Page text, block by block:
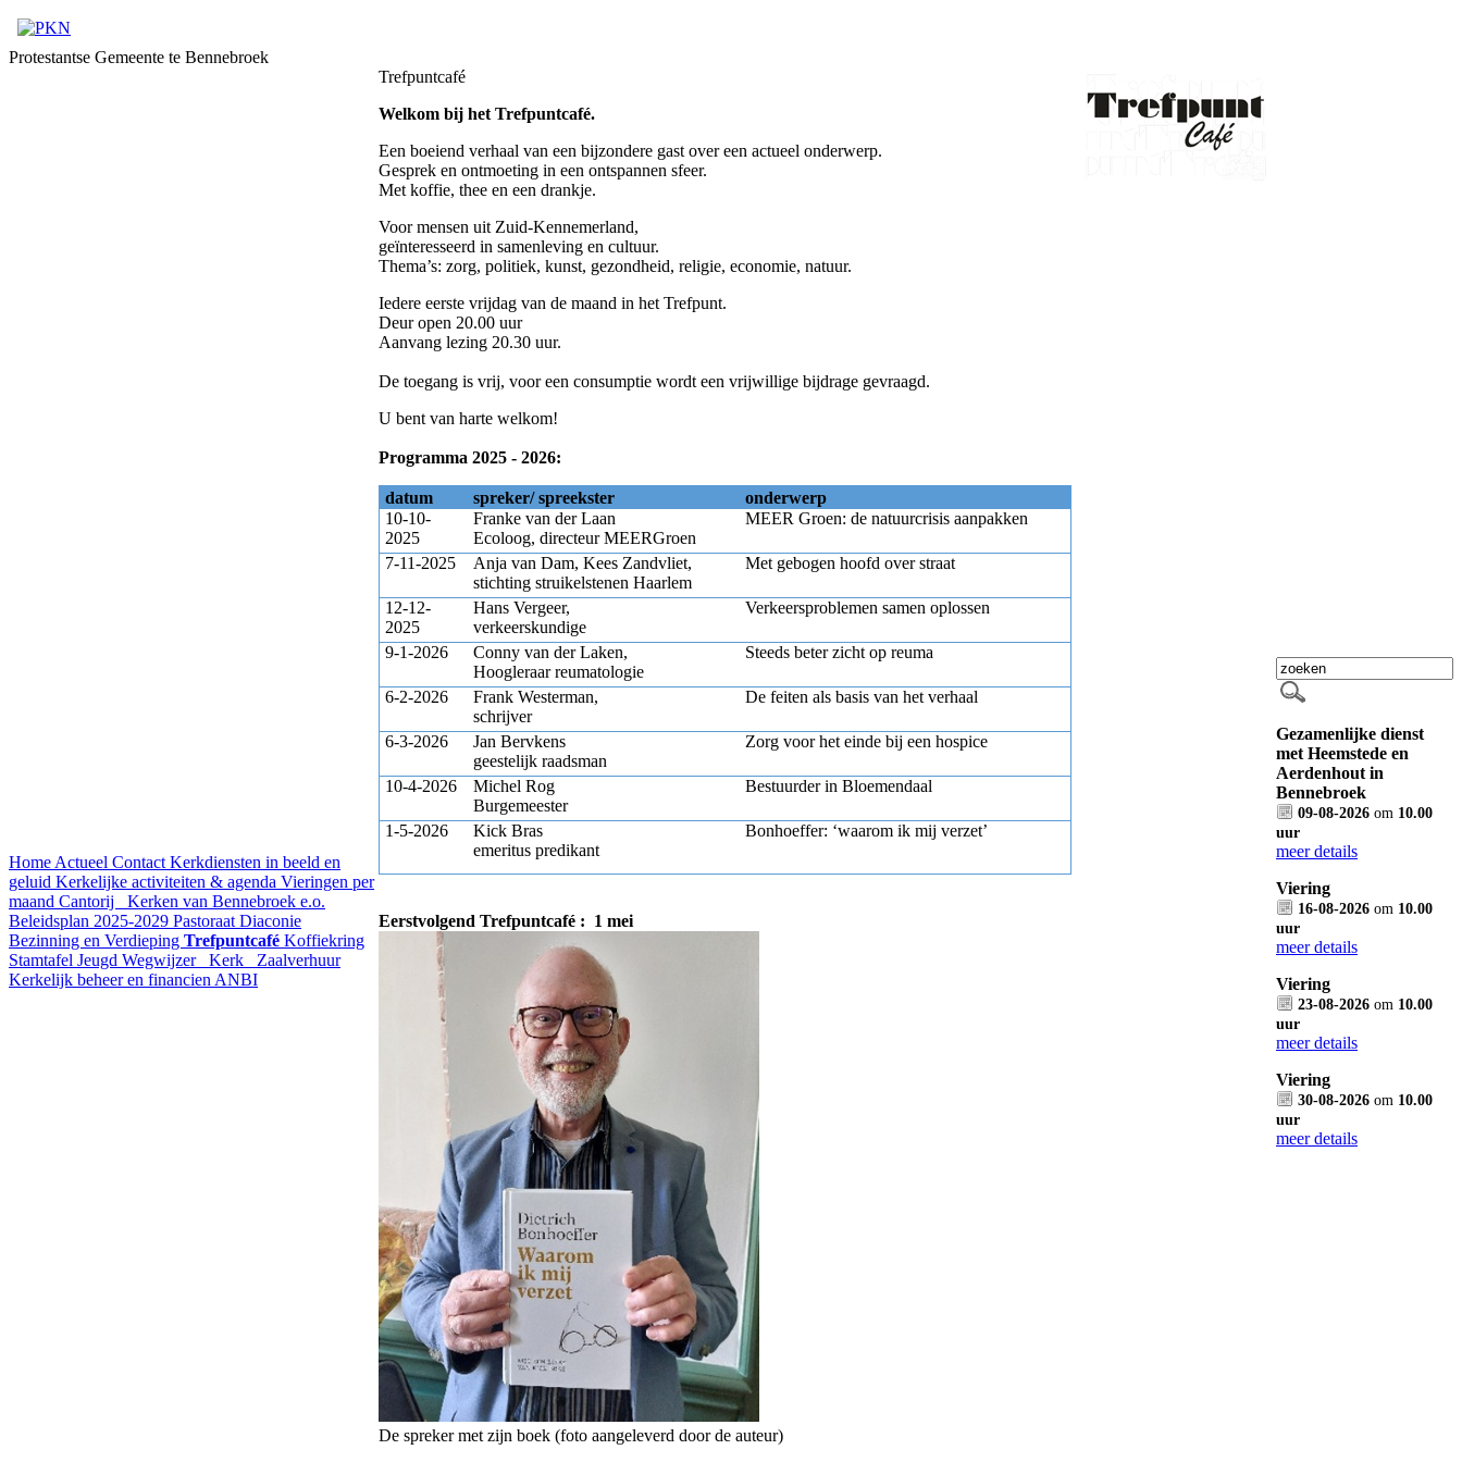
Protestantse Gemeente te Bennebroek
Home Actueel Contact Kerkdiensten in beeld en
geluid Kerkelijke activiteiten & agenda Vieringen per
maand Cantorij
Kerken van Bennebroek e.o.
Beleidsplan 2025-2029 Pastoraat Diaconie
Bezinning en Verdieping Trefpuntcafé Koffiekring
Stamtafel Jeugd Wegwijzer Kerk
Zaalverhuur
Kerkelijk beheer en financien ANBI
Trefpuntcafé
Welkom bij het Trefpuntcafé.
Een boeiend verhaal van een bijzondere gast over een actueel onderwerp.
Gesprek en ontmoeting in een ontspannen sfeer.
Met koffie, thee en een drankje.
Voor mensen uit Zuid-Kennemerland,
geïnteresseerd in samenleving en cultuur.
Thema’s: zorg, politiek, kunst, gezondheid, religie, economie, natuur.
Iedere eerste vrijdag van de maand in het Trefpunt.
Deur open 20.00 uur
Aanvang lezing 20.30 uur.
De toegang is vrij, voor een consumptie wordt een vrijwillige bijdrage gevraagd.
U bent van harte welkom!
Programma 2025 - 2026:
datum spreker/ spreekster
onderwerp
10-10-
2025
Franke van der Laan
Ecoloog, directeur MEERGroen
MEER Groen: de natuurcrisis aanpakken
7-11-2025
Anja van Dam, Kees Zandvliet,
stichting struikelstenen Haarlem
Met gebogen hoofd over straat
12-12-
2025
Hans Vergeer,
verkeerskundige
Verkeersproblemen samen oplossen
9-1-2026
Conny van der Laken,
Hoogleraar reumatologie
Steeds beter zicht op reuma
6-2-2026
Frank Westerman,
schrijver
De feiten als basis van het verhaal
6-3-2026
Jan Bervkens
geestelijk raadsman
Zorg voor het einde bij een hospice
10-4-2026
Michel Rog
Burgemeester
Bestuurder in Bloemendaal
1-5-2026
Kick Bras
emeritus predikant
Bonhoeffer: ‘waarom ik mij verzet’
Eerstvolgend Trefpuntcafé : 1 mei
De spreker met zijn boek (foto aangeleverd door de auteur)
Gezamenlijke dienst
met Heemstede en
Aerdenhout in
Bennebroek
09-08-2026 om 10.00
uur
meer details
Viering
16-08-2026 om 10.00
uur
meer details
Viering
23-08-2026 om 10.00
uur
meer details
Viering
30-08-2026 om 10.00
uur
meer details